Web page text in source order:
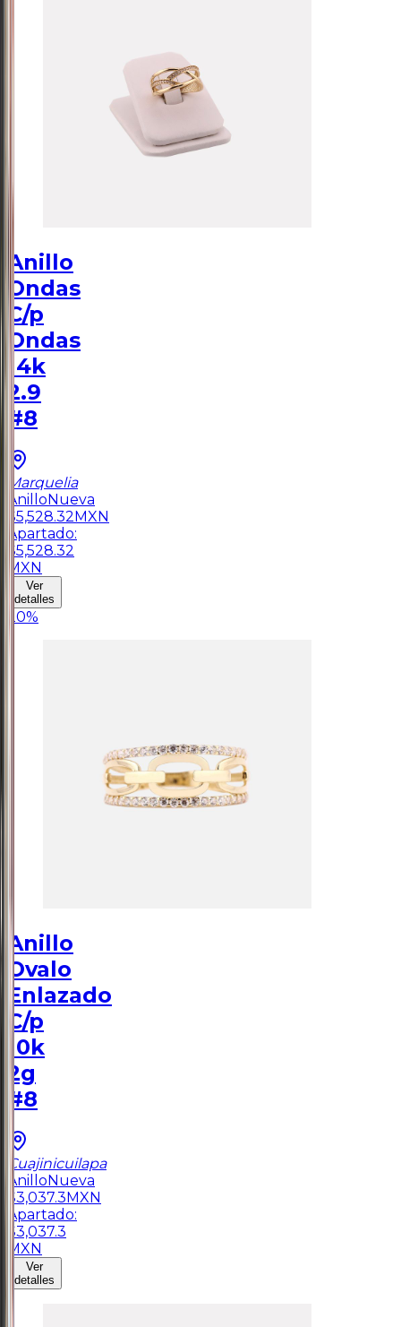
Anillo
Ondas
C/p
Ondas
14k
2.9
#8
Marquelia
AnilloNueva
$5,528.32MXN
Apartado:
$5,528.32
MXN
Ver
detalles
20%
Anillo
Ovalo
Enlazado
C/p
10k
2g
#8
Cuajinicuilapa
AnilloNueva
$3,037.3MXN
Apartado:
$3,037.3
MXN
Ver
detalles